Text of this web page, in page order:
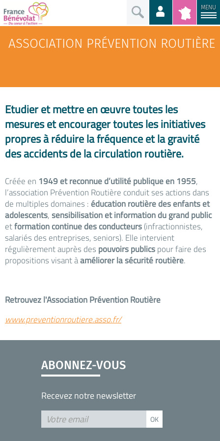
MENU
ASSOCIATION PRÉVENTION ROUTIÈRE
Etudier et mettre en œuvre toutes les
mesures et encourager toutes les initiatives
propres à réduire la fréquence et la gravité
des accidents de la circulation routière.
Créée en 1949 et reconnue d’utilité publique en 1955,
l’association Prévention Routière conduit ses actions dans
de multiples domaines : éducation routière des enfants et
adolescents,sensibilisation et information du grand public
etformation continue des conducteurs(infractionnistes,
salariés des entreprises, seniors). Elle intervient
régulièrement auprès des pouvoirs publicspour faire des
propositions visant àaméliorer la sécurité routière.
Retrouvez l'Association Prévention Routière
www.preventionroutiere.asso.fr/
ABONNEZ-VOUS
Recevez notre newsletter